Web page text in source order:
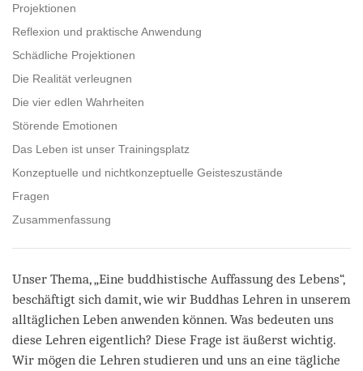
Projektionen
Reflexion und praktische Anwendung
Schädliche Projektionen
Die Realität verleugnen
Die vier edlen Wahrheiten
Störende Emotionen
Das Leben ist unser Trainingsplatz
Konzeptuelle und nichtkonzeptuelle Geisteszustände
Fragen
Zusammenfassung
Unser Thema, „Eine buddhistische Auffassung des Lebens“,
beschäftigt sich damit, wie wir Buddhas Lehren in unserem
alltäglichen Leben anwenden können. Was bedeuten uns
diese Lehren eigentlich? Diese Frage ist äußerst wichtig.
Wir mögen die Lehren studieren und uns an eine tägliche